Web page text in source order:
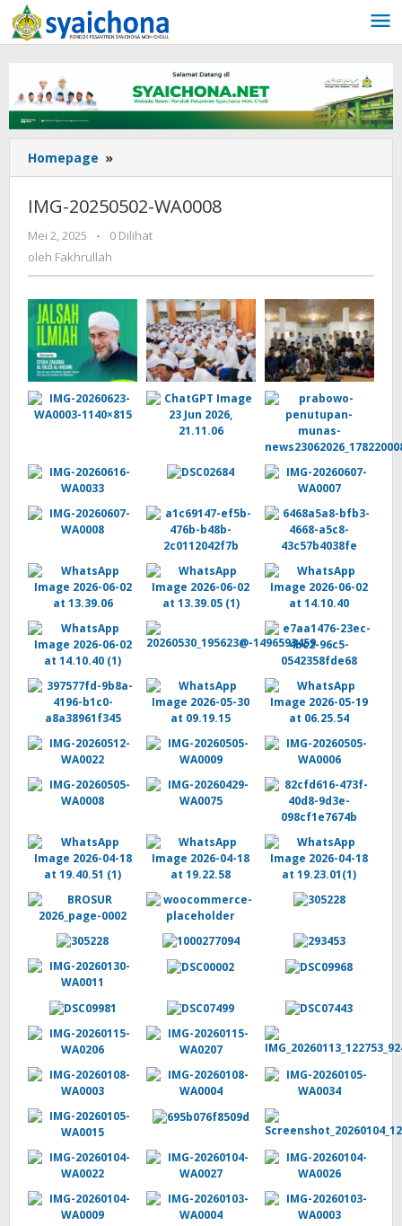
Lewati
ke
konten
Homepage »
20250502-
IMG-20250502-WA0008
Mei 2, 2025
oleh
Fakhrullah
-
0 Dilihat
oleh Fakhrullah